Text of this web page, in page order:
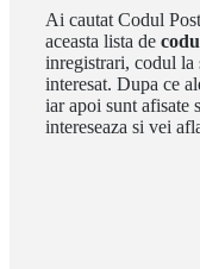
Ai cautat Codul
aceasta lista de
inregistrari, codul la
interesat. Dupa ce
iar apoi sunt afisate
intereseaza si vei